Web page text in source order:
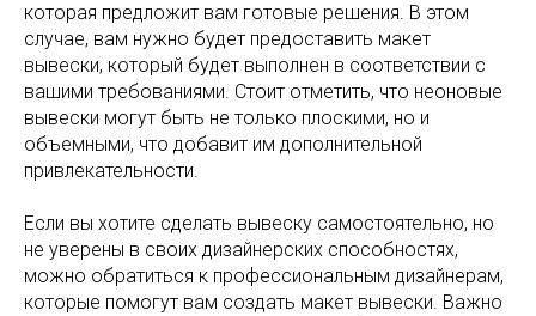
которая предложит вам готовые решения. В этом
случае, вам нужно будет предоставить макет
вывески, который будет выполнен в соответствии с
вашими требованиями. Стоит отметить, что неоновые
вывески могут быть не только плоскими, но и
объемными, что добавит им дополнительной
привлекательности.
Если вы хотите сделать вывеску самостоятельно, но
не уверены в своих дизайнерских способностях,
можно обратиться к профессиональным дизайнерам,
которые помогут вам создать макет вывески. Важно